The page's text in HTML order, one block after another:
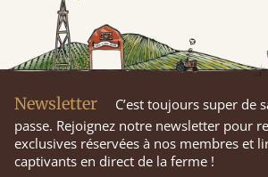
Newsletter
C’est toujours super de
passe. Rejoignez notre newsletter pour
exclusives réservées à nos membres et
captivants en direct de la ferme !